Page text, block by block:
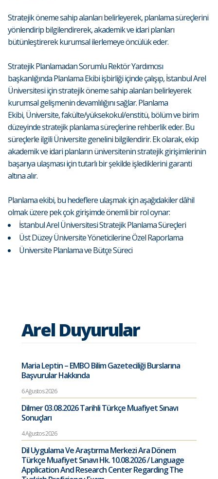
Stratejik öneme sahip alanları belirleyerek, planlama süreçlerini
yönlendirip bilgilendirerek, akademik ve idari planları
bütünleştirerek kurumsal ilerlemeye öncülük eder.
Stratejik Planlamadan Sorumlu Rektör Yardımcısı
başkanlığındaPlanlama Ekibiişbirliği içinde çalışıp, İstanbul Arel
Üniversitesi için stratejik öneme sahip alanları belirleyerek
kurumsal gelişmenin devamlılığını sağlar. Planlama
Ekibi, Üniversite, fakülte/yüksekokul/enstitü, bölüm ve birim
düzeyinde stratejik planlama süreçlerine rehberlik eder. Bu
süreçlerle ilgili Üniversite genelini bilgilendirir. Ek olarak, ekip
akademik ve idari planların üniversitenin stratejik girişimlerinin
başarıya ulaşması için tutarlı bir şekilde işlediklerini garanti
altına alır.
Planlama ekibi, bu hedeflere ulaşmak için aşağıdakiler dâhil
olmak üzere pek çok girişimde önemli bir rol oynar:
İstanbul Arel Üniversitesi Stratejik Planlama Süreçleri
Üst Düzey Üniversite Yöneticilerine Özel Raporlama
Üniversite Planlama ve Bütçe Süreci
Arel Duyurular
Maria Leptin – EMBO Bilim Gazeteciliği Burslarına
Başvurular Hakkında
6 Ağustos 2026
Dilmer 03.08.2026 Tarihli Türkçe Muafiyet Sınavı
Sonuçları
4 Ağustos 2026
Dil Uygulama Ve Araştırma Merkezi Ara Dönem
Türkçe Muafiyet Sınavı Hk. 10.08.2026 / Language
Application And Research Center Regarding The